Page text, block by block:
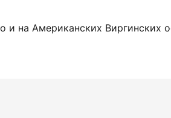
на Американских Виргинских